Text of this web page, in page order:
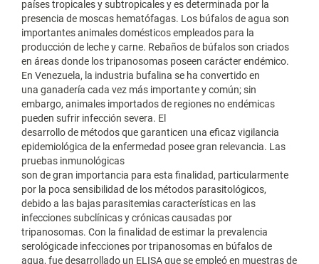
países tropicales y subtropicales y es determinada por la
presencia de moscas hematófagas. Los búfalos de agua son
importantes animales domésticos empleados para la
producción de leche y carne. Rebaños de búfalos son criados
en áreas donde los tripanosomas poseen carácter endémico.
En Venezuela, la industria bufalina se ha convertido en
una ganadería cada vez más importante y común; sin
embargo, animales importados de regiones no endémicas
pueden sufrir infección severa. El
desarrollo de métodos que garanticen una eficaz vigilancia
epidemiológica de la enfermedad posee gran relevancia. Las
pruebas inmunológicas
son de gran importancia para esta finalidad, particularmente
por la poca sensibilidad de los métodos parasitológicos,
debido a las bajas parasitemias características en las
infecciones subclínicas y crónicas causadas por
tripanosomas. Con la finalidad de estimar la prevalencia
serológicade infecciones por tripanosomas en búfalos de
agua, fue desarrollado un ELISA que se empleó en muestras de